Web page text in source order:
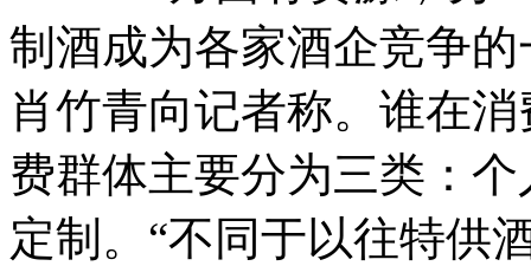
制酒成为各家酒企竞争
肖竹青向记者称。 谁在消
费群体主要分为三类：
定制。“不同于以往特供